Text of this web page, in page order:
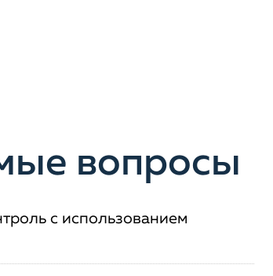
вопросы
с использованием